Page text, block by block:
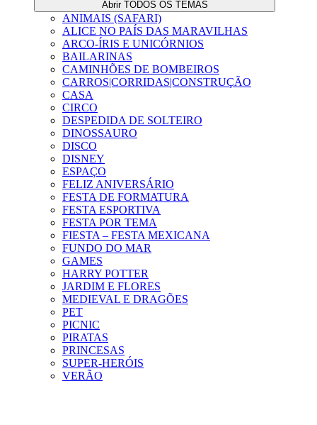
Abrir TODOS OS TEMAS
ANIMAIS (SAFARI)
ALICE NO PAÍS DAS MARAVILHAS
ARCO-ÍRIS E UNICÓRNIOS
BAILARINAS
CAMINHÕES DE BOMBEIROS
CARROS|CORRIDAS|CONSTRUÇÃO
CASA
CIRCO
DESPEDIDA DE SOLTEIRO
DINOSSAURO
DISCO
DISNEY
ESPAÇO
FELIZ ANIVERSÁRIO
FESTA DE FORMATURA
FESTA ESPORTIVA
FESTA POR TEMA
FIESTA – FESTA MEXICANA
FUNDO DO MAR
GAMES
HARRY POTTER
JARDIM E FLORES
MEDIEVAL E DRAGÕES
PET
PICNIC
PIRATAS
PRINCESAS
SUPER-HERÓIS
VERÃO